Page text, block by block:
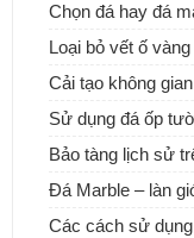
Chọn đá hay đá
Loại bỏ vết ố
Cải tạo không
Sử dụng đá ốp
Bảo tàng lịch sử
Đá Marble – làn
Các cách sử
Đá tự nhiên ốp